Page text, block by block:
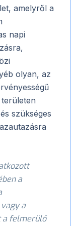
amelyről a
napi
olyan, az
szükséges
a
a
a felmerülő